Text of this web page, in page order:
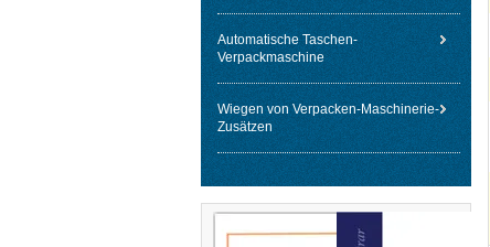
Automatische Taschen-
Verpackmaschine
Wiegen von Verpacken-Maschinerie-
Zusätzen